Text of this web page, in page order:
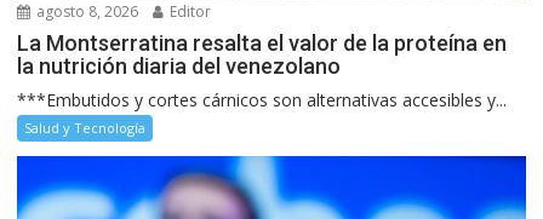
agosto 8, 2026 Editor
La Montserratina resalta el valor de la proteína en
la nutrición diaria del venezolano
***Embutidos y cortes cárnicos son alternativas accesibles y...
Salud y Tecnología